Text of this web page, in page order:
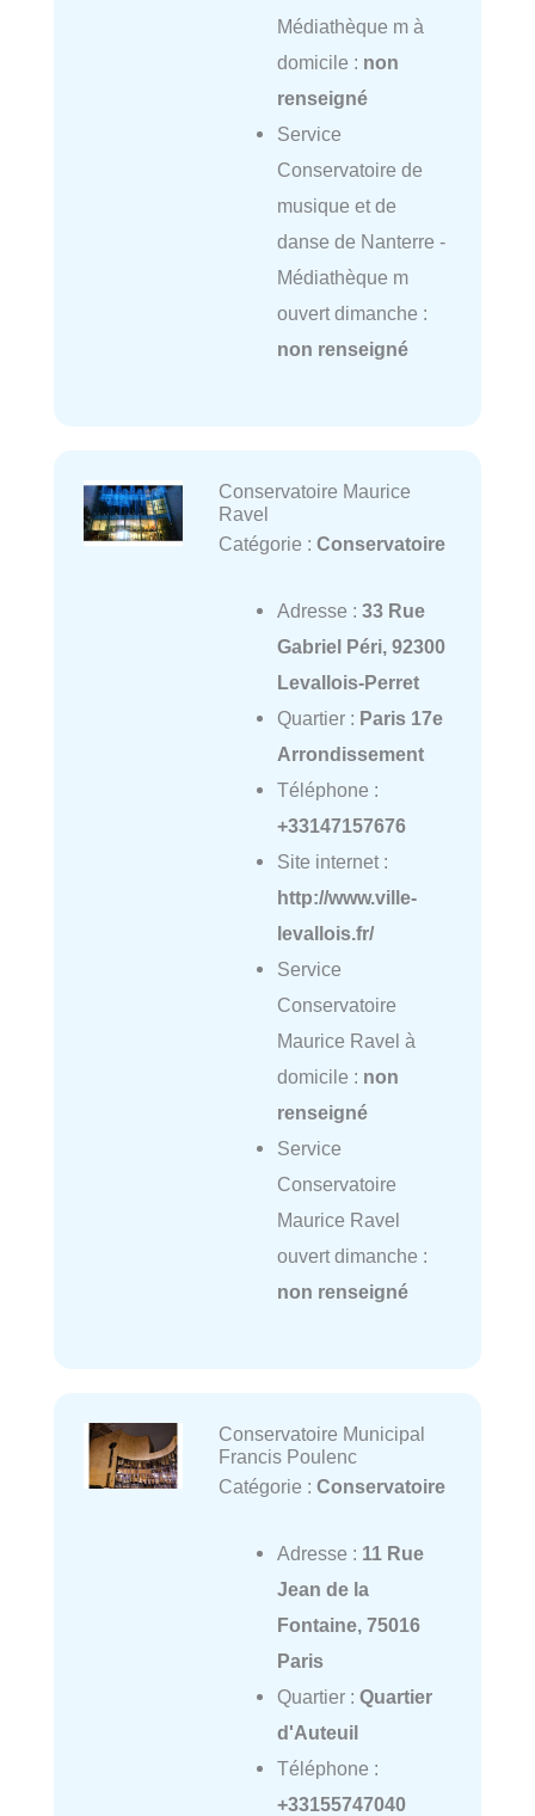
Médiathèque m à
domicile : non
renseigné
Service
Conservatoire de
musique et de
danse de Nanterre -
Médiathèque m
ouvert dimanche :
non renseigné
Conservatoire Maurice
Ravel
Catégorie : Conservatoire
Adresse : 33 Rue
Gabriel Péri, 92300
Levallois-Perret
Quartier : Paris 17e
Arrondissement
Téléphone :
+33147157676
Site internet :
http://www.ville-
levallois.fr/
Service
Conservatoire
Maurice Ravel à
domicile : non
renseigné
Service
Conservatoire
Maurice Ravel
ouvert dimanche :
non renseigné
Conservatoire Municipal
Francis Poulenc
Catégorie : Conservatoire
Adresse : 11 Rue
Jean de la
Fontaine, 75016
Paris
Quartier : Quartier
d'Auteuil
Téléphone :
+33155747040